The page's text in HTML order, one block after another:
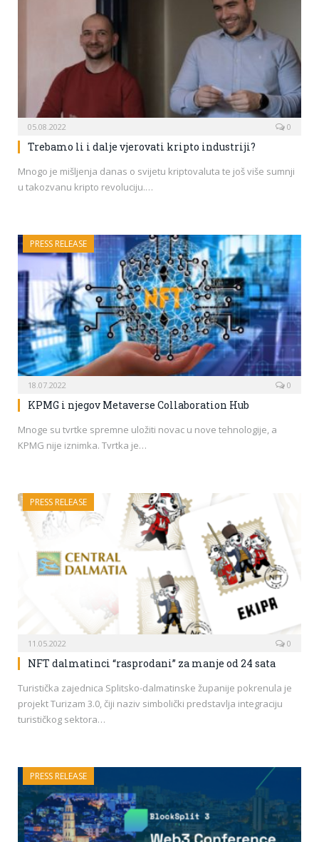
05.08.2022 0
Trebamo li i dalje vjerovati kripto industriji?
Mnogo je mišljenja danas o svijetu kriptovaluta te još više sumnji
u takozvanu kripto revoluciju.…
PRESS RELEASE
18.07.2022 0
KPMG i njegov Metaverse Collaboration Hub
Mnoge su tvrtke spremne uložiti novac u nove tehnologije, a
KPMG nije iznimka. Tvrtka je…
PRESS RELEASE
11.05.2022 0
NFT dalmatinci “rasprodani” za manje od 24 sata
Turistička zajednica Splitsko-dalmatinske županije pokrenula je
projekt Turizam 3.0, čiji naziv simbolički predstavlja integraciju
turističkog sektora…
PRESS RELEASE